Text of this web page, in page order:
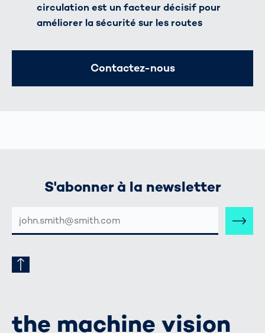
circulation est un facteur décisif pour
améliorer la sécurité sur les routes
Contactez-nous
S'abonner à la newsletter
MAIL
the machine vision